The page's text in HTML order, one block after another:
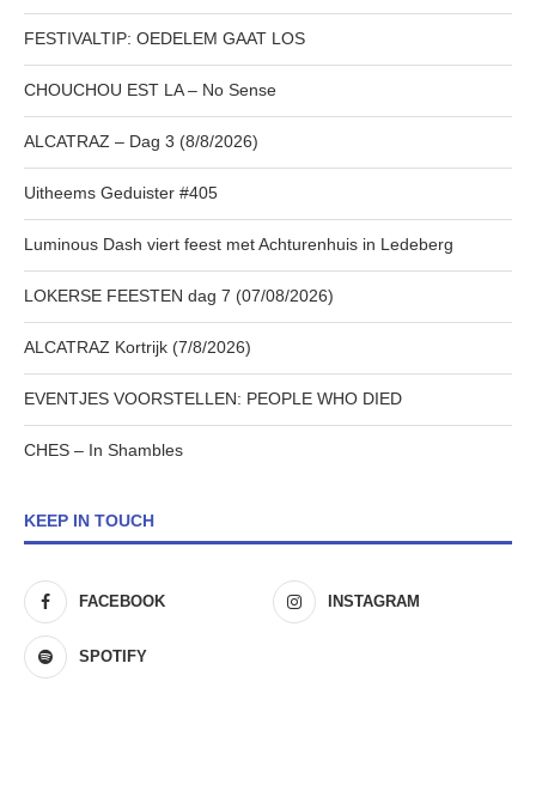
FESTIVALTIP: OEDELEM GAAT LOS
CHOUCHOU EST LA – No Sense
ALCATRAZ – Dag 3 (8/8/2026)
Uitheems Geduister #405
Luminous Dash viert feest met Achturenhuis in Ledeberg
LOKERSE FEESTEN dag 7 (07/08/2026)
ALCATRAZ Kortrijk (7/8/2026)
EVENTJES VOORSTELLEN: PEOPLE WHO DIED
CHES – In Shambles
KEEP IN TOUCH
FACEBOOK INSTAGRAM
SPOTIFY